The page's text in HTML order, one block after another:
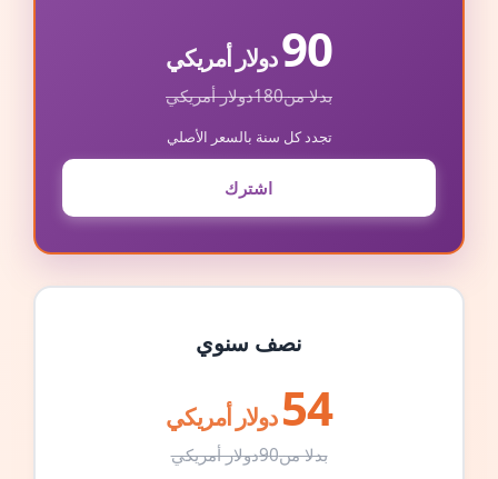
90دولار أمريكي
بدلا من180دولار أمريكي
تجدد كل سنة بالسعر الأصلي
اشترك
نصف سنوي
54 دولار أمريكي
بدلا من90دولار أمريكي